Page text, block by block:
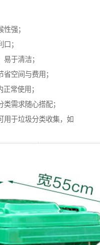
强；
；
易于清洁；
省空间与费用；
常使用；
类需求随心搭配；
用于垃圾分类收集，如